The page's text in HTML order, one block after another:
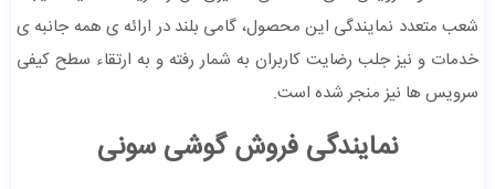
شعب متعدد نمایندگی این محصول، گامی بلند در ارائه ی همه جانبه ی
خدمات و نیز جلب رضایت کاربران به شمار رفته و به ارتقاء سطح کیفی
سرویس ها نیز منجر شده است.
نمایندگی فروش گوشی سونی